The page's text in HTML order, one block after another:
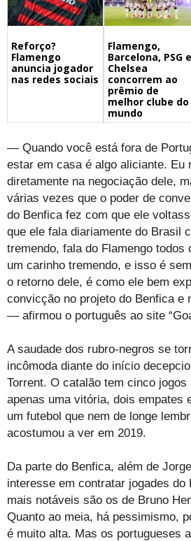
Reforço?
Flamengo
anuncia jogador
nas redes sociais
Flamengo,
Barcelona, PSG e
Chelsea
concorrem ao
prêmio de
melhor clube do
mundo
— Quando você está fora de
estar em casa é algo aliciante. Eu
diretamente na negociação dele,
várias vezes que o poder de
do Benfica fez com que ele
que ele fala diariamente do Brasil
tremendo, fala do Flamengo todos
um carinho tremendo, e isso é
o retorno dele, é como ele bem
convicção no projeto do Benfica e
— afirmou o português ao site
A saudade dos rubro-negros se
incômoda diante do início
Torrent. O catalão tem cinco jogos
apenas uma vitória, dois
um futebol que nem de longe
acostumou a ver em 2019.
Da parte do Benfica, além de
interesse em contratar jogades do
mais notáveis são os de Bruno
Quanto ao meia, há pessimismo,
é muito alta. Mas os portugueses